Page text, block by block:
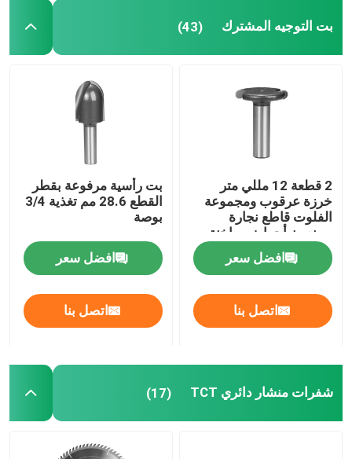
الملف الموجه بت
مجموعة بت راوتر TCT
بت راوتر HSS
أدوات إدراج كربيد
بت نحت باستخدام الحاسب الآلي
بت التوجيه المشترك (43)
2 قطعة 12 مللي متر
خرزة عرقوب ومجموعة
الفلوت قاطع نجارة
يصنعون أحواض ساخنة
افضل سعر
اتصل بنا
بت رأسية مرفوعة بقطر
القطع 28.6 مم تغذية 3/4
بوصة
افضل سعر
اتصل بنا
شفرات منشار دائري TCT (17)